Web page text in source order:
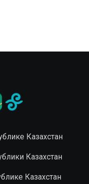
Казахстан
Казахстан
Казахстан